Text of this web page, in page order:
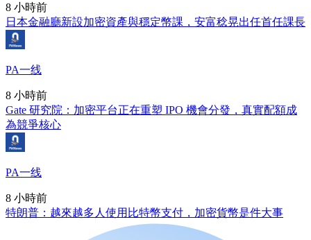
8 小時前
日本金融廳新設加密資產與穩定幣課，安富稔晃出任首任課長
PA一线
8 小時前
Gate 研究院：加密平台正在重塑 IPO 機會分發，真實配額成
為競爭核心
PA一线
8 小時前
特朗普：越來越多人使用比特幣支付，加密貨幣是件大事